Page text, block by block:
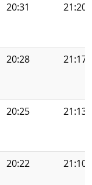
20:31 21:20
20:28 21:17
20:25 21:13
20:22 21:10